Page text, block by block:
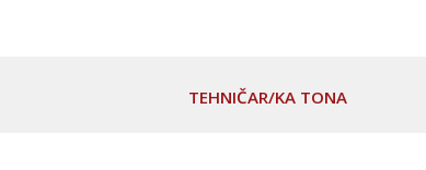
TEHNIČAR/KA TONA